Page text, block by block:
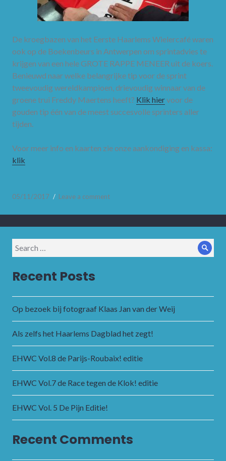
De kroegbazen van het Eerste Haarlems Wielercafé waren
ook op de Boekenbeurs in Antwerpen om sprintadvies te
krijgen van een hele GROTE RAPPE MENEER uit de koers.
Benieuwd naar welke belangrijke tip voor de sprint
tweevoudig wereldkampioen, drievoudig winnaar van de
groene trui Freddy Maertens heeft? Klik hiervoor de
gouden tip één van de meest succesvolle sprinters aller
tijden.
Voor meer info en kaarten zie onze aankondiging en kassa:
klik
05/11/2017 Leave a comment
Search
for:
Recent Posts
Op bezoek bij fotograaf Klaas Jan van der Weij
Als zelfs het Haarlems Dagblad het zegt!
EHWC Vol.8 de Parijs-Roubaix! editie
EHWC Vol.7 de Race tegen de Klok! editie
EHWC Vol. 5 De Pijn Editie!
Recent Comments